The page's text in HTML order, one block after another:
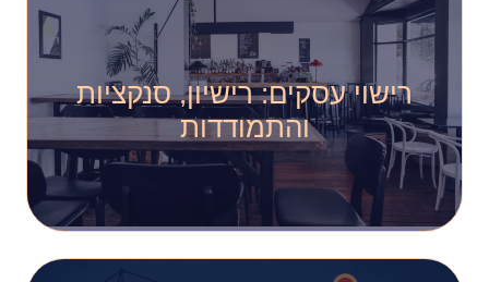
רישוי עסקים: רישיון, סנקציות
והתמודדות